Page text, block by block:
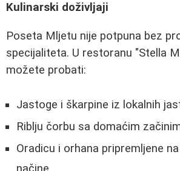
Kulinarski doživljaji
Poseta Mljetu nije potpuna bez
specijaliteta. U restoranu "Stella
možete probati:
Jastoge i škarpine iz lokalnih
Riblju čorbu sa domaćim
Oradicu i orhana pripremljene